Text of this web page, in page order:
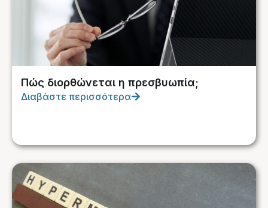
Πώς διορθώνεται η πρεσβυωπία;
Διαβάστε περισσότερα